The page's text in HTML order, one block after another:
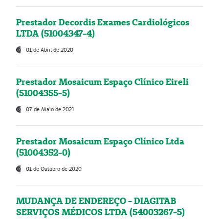
Prestador Decordis Exames Cardiológicos
LTDA (51004347-4)
01 de Abril de 2020
Prestador Mosaicum Espaço Clínico Eireli
(51004355-5)
07 de Maio de 2021
Prestador Mosaicum Espaço Clínico Ltda
(51004352-0)
01 de Outubro de 2020
MUDANÇA DE ENDEREÇO - DIAGITAB
SERVIÇOS MÉDICOS LTDA (54003267-5)